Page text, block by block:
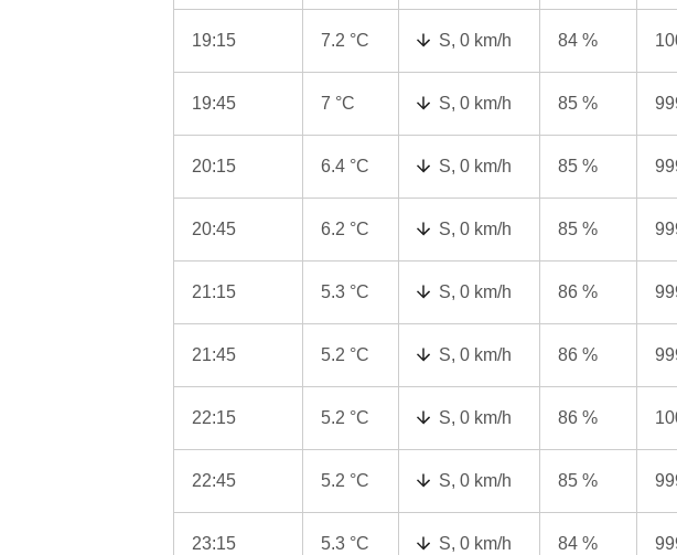
19:15 7.2 °C S, 0 km/h 84 %
19:45 7 °C S, 0 km/h 85 %
20:15 6.4 °C S, 0 km/h 85 %
20:45 6.2 °C S, 0 km/h 85 %
21:15 5.3 °C S, 0 km/h 86 %
21:45 5.2 °C S, 0 km/h 86 %
22:15 5.2 °C S, 0 km/h 86 %
22:45 5.2 °C S, 0 km/h 85 %
23:15 5.3 °C S, 0 km/h 84 %